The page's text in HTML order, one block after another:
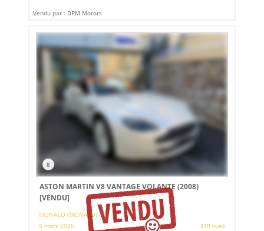
Vendu par : DPM Motors
8
ASTON MARTIN V8 VANTAGE VOLANTE (2008)
[VENDU]
MONACO (MONACO)
8 mars 2026
378 vues